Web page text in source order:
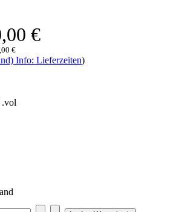
€
€
Info: Lieferzeiten)
.vol